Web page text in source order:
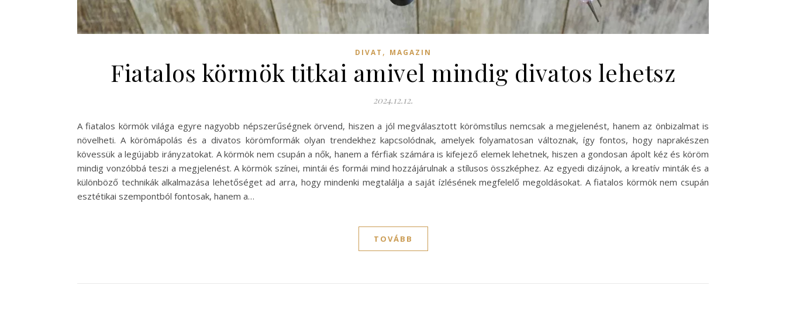
DIVAT , MAGAZIN
Fiatalos körmök titkai amivel mindig divatos lehetsz
2024.12.12.
A fiatalos körmök világa egyre nagyobb népszerűségnek örvend, hiszen a jól megválasztott körömstílus nemcsak a megjelenést, hanem az önbizalmat is
növelheti. A körömápolás és a divatos körömformák olyan trendekhez kapcsolódnak, amelyek folyamatosan változnak, így fontos, hogy naprakészen
kövessük a legújabb irányzatokat. A körmök nem csupán a nők, hanem a férfiak számára is kifejező elemek lehetnek, hiszen a gondosan ápolt kéz és köröm
mindig vonzóbbá teszi a megjelenést. A körmök színei, mintái és formái mind hozzájárulnak a stílusos összképhez. Az egyedi dizájnok, a kreatív minták és a
különböző technikák alkalmazása lehetőséget ad arra, hogy mindenki megtalálja a saját ízlésének megfelelő megoldásokat. A fiatalos körmök nem csupán
esztétikai szempontból fontosak, hanem a…
TOVÁBB